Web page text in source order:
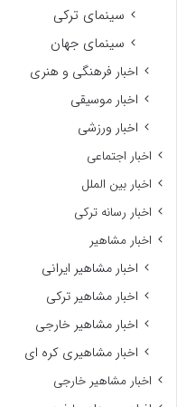
سینمای ترکی
سینمای جهان
اخبار فرهنگی و هنری
اخبار موسیقی
اخبار ورزشی
اخبار اجتماعی
اخبار بین الملل
اخبار رسانه ترکی
اخبار مشاهیر
اخبار مشاهیر ایرانی
اخبار مشاهیر ترکی
اخبار مشاهیر خارجی
اخبار مشاهیری کره ای
اخبار مشاهیر خارجی